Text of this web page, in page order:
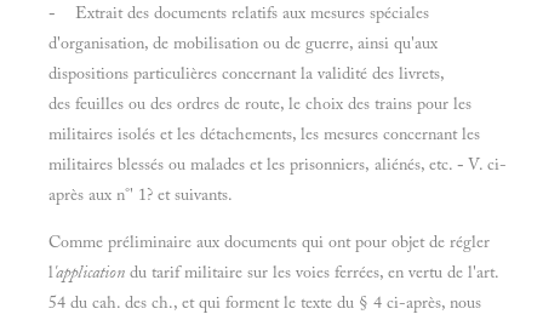
- Extrait des documents relatifs aux mesures spéciales
d'organisation, de mobilisation ou de guerre, ainsi qu'aux
dispositions particulières concernant la validité des livrets,
des feuilles ou des ordres de route, le choix des trains pour les
militaires isolés et les détachements, les mesures concernant les
militaires blessés ou malades et les prisonniers, aliénés, etc. - V. ci-
après aux n°' 1? et suivants.
Comme préliminaire aux documents qui ont pour objet de régler
l'application du tarif militaire sur les voies ferrées, en vertu de l'art.
54 du cah. des ch., et qui forment le texte du § 4 ci-après, nous